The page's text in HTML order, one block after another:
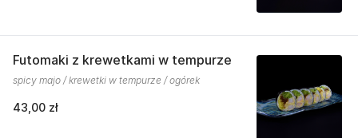
Futomaki z krewetkami w tempurze
spicy majo / krewetki w tempurze / ogórek
43,00 zł